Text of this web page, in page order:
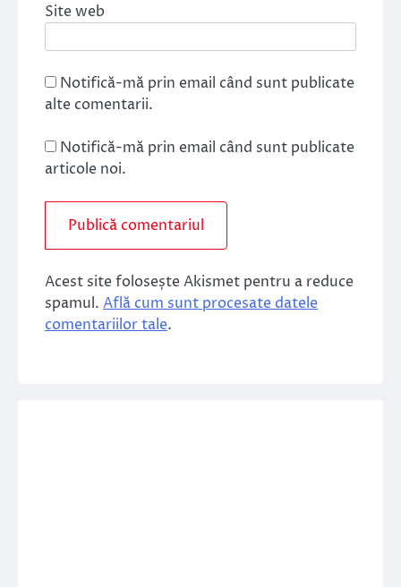
Site web
Notifică-mă prin email când sunt publicate
alte comentarii.
Notifică-mă prin email când sunt publicate
articole noi.
Acest site folosește Akismet pentru a reduce
spamul. Află cum sunt procesate datele
comentariilor tale.